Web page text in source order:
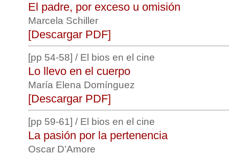
El padre, por exceso u omisión
Marcela Schiller
[Descargar PDF]
[pp 54-58] / El bios en el cine
Lo llevo en el cuerpo
María Elena Domínguez
[Descargar PDF]
[pp 59-61] / El bios en el cine
La pasión por la pertenencia
Oscar D’Amore